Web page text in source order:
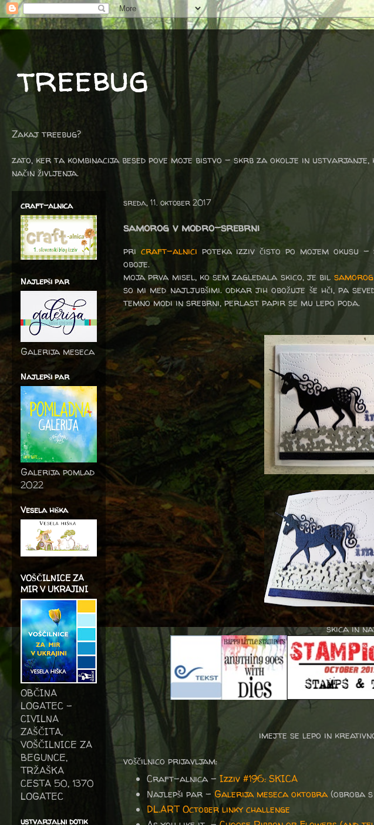
treebug
Zakaj treebug?
zato, ker ta kombinacija besed pove moje bistvo - skrb za okolje in
način življenja.
sreda, 11. oktober 2017
samorog v modro-srebrni
pri craft-alnici poteka izziv čisto po mojem okusu -
oboje.
moja prva misel, ko sem zagledala skico, je bil samorog
so mi med najljubšimi. odkar jih obožuje še hči, pa
temno modi in srebrni, perlast papir se mu lepo poda.
skica in
imejte se lepo in
voščilnico prijavljam:
Craft-alnica - Izziv #196: SKICA
Najlepši par - Galerija meseca oktobra (obroba
DL.ART October linky challenge
craft-alnica
Najlepši par
Galerija meseca
Najlepši par
Galerija pomlad
2022
Vesela hiška
VOŠČILNICE ZA
MIR V UKRAJINI
OBČINA
LOGATEC -
CIVILNA
ZAŠČITA,
VOŠČILNICE ZA
BEGUNCE,
TRŽAŠKA
CESTA 50, 1370
LOGATEC
ustvarjalni dotik